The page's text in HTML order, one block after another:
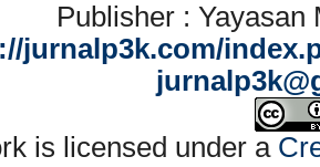
Publisher : Yayasan
jurnalp3k.com/
is licensed under a